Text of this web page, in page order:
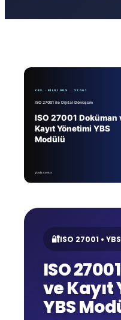
🔐ISO 27001 •
ISO
ve
YBS